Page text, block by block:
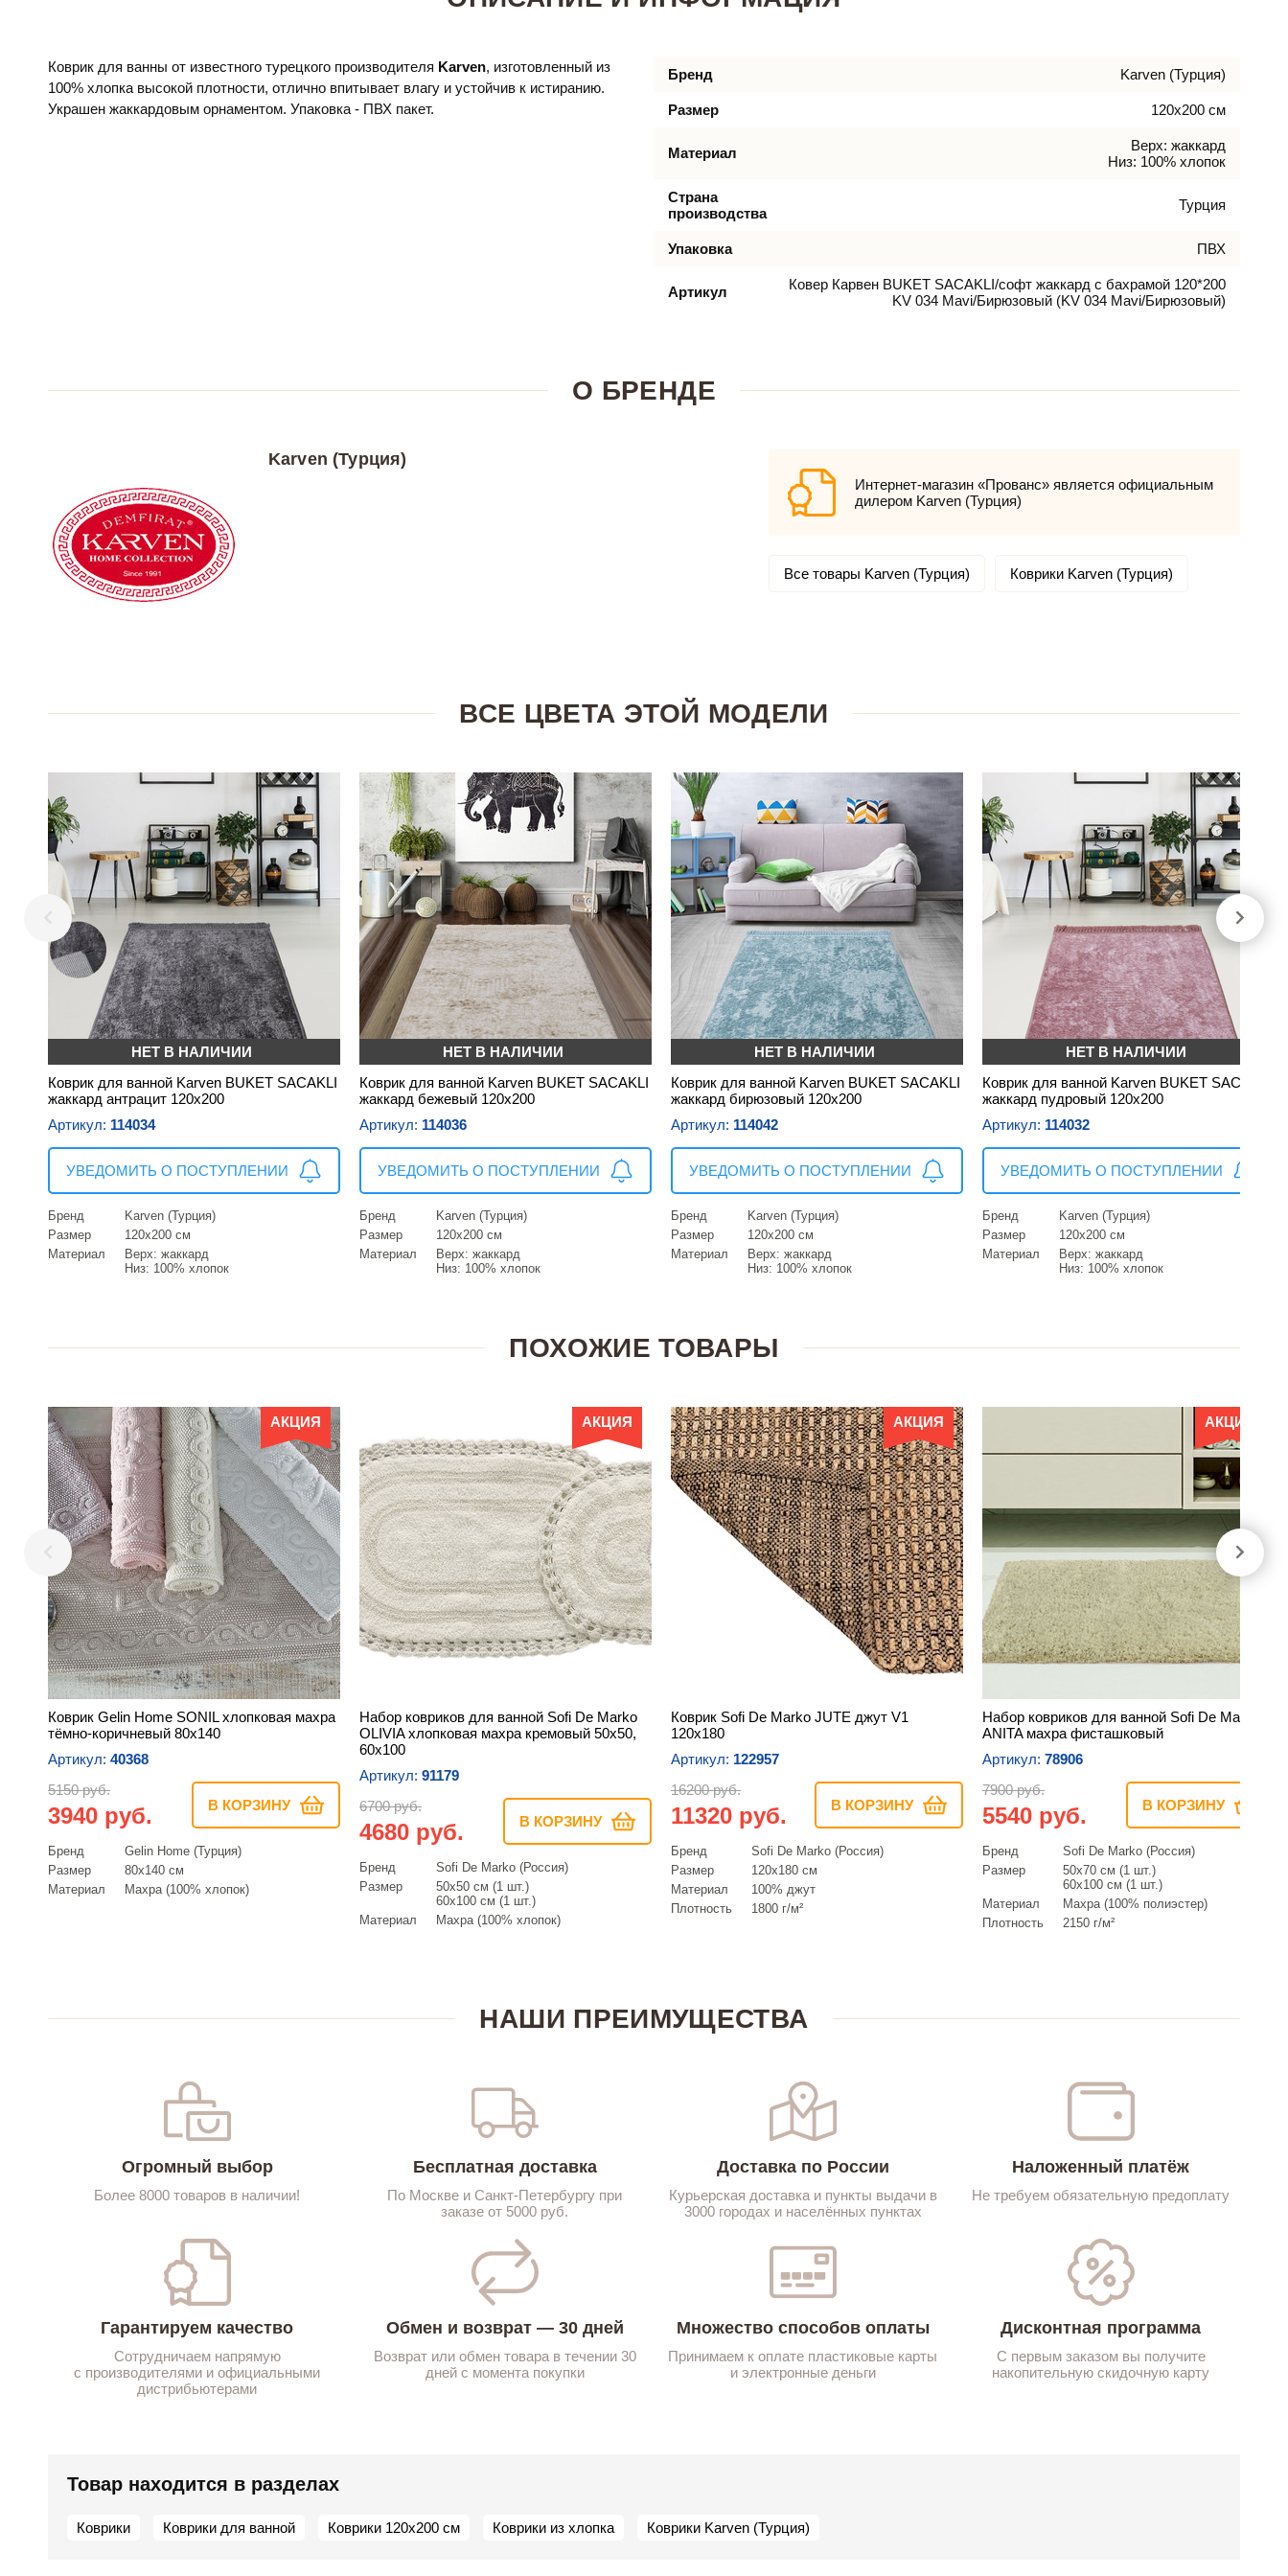
Коврик для ванны от известного турецкого производителя Karven, изготовленный из
100% хлопка высокой плотности, отлично впитывает влагу и устойчив к истиранию.
Украшен жаккардовым орнаментом. Упаковка - ПВХ пакет.
Бренд Karven (Турция)
Размер 120х200 см
Материал
Верх: жаккард
Низ: 100% хлопок
Страна
производства
Турция
Упаковка ПВХ
Артикул
Ковер Карвен BUKET SACAKLI/софт жаккард с бахрамой 120*200
KV 034 Mavi/Бирюзовый (KV 034 Mavi/Бирюзовый)
О БРЕНДЕ
Karven (Турция)
Интернет-магазин «Прованс» является официальным
дилером Karven (Турция)
Все товары Karven (Турция) Коврики Karven (Турция)
ВСЕ ЦВЕТА ЭТОЙ МОДЕЛИ
НЕТ В НАЛИЧИИ
Коврик для ванной Karven BUKET SACAKLI
жаккард антрацит 120х200
Артикул: 114034
УВЕДОМИТЬ О ПОСТУПЛЕНИИ
Бренд
Karven (Турция)
Размер
120х200 см
Материал
Верх: жаккард
Низ: 100% хлопок
НЕТ В НАЛИЧИИ
Коврик для ванной Karven BUKET SACAKLI
жаккард бежевый 120х200
Артикул: 114036
УВЕДОМИТЬ О ПОСТУПЛЕНИИ
Бренд
Karven (Турция)
Размер
120х200 см
Материал
Верх: жаккард
Низ: 100% хлопок
НЕТ В НАЛИЧИИ
Коврик для ванной Karven BUKET SACAKLI
жаккард бирюзовый 120х200
Артикул: 114042
УВЕДОМИТЬ О ПОСТУПЛЕНИИ
Бренд
Karven (Турция)
Размер
120х200 см
Материал
Верх: жаккард
Низ: 100% хлопок
НЕТ В НАЛИЧИИ
Коврик для ванной Karven BUKET SACAKLI
жаккард пудровый 120х200
Артикул: 114032
УВЕДОМИТЬ О ПОСТУПЛЕНИИ
Бренд
Karven (Турция)
Размер
120х200 см
Материал
Верх: жаккард
Низ: 100% хлопок
ПОХОЖИЕ ТОВАРЫ
АКЦИЯ
Коврик Gelin Home SONIL хлопковая махра
тёмно-коричневый 80х140
Артикул: 40368
5150 руб.
3940 руб. В КОРЗИНУ
Бренд
Gelin Home (Турция)
Размер
80х140 см
Материал
Махра (100% хлопок)
АКЦИЯ
Набор ковриков для ванной Sofi De Marko
OLIVIA хлопковая махра кремовый 50х50,
60х100
Артикул: 91179
6700 руб.
4680 руб. В КОРЗИНУ
Бренд
Sofi De Marko (Россия)
Размер
50х50 см (1 шт.)
60х100 см (1 шт.)
Материал
Махра (100% хлопок)
АКЦИЯ
Коврик Sofi De Marko JUTE джут V1
120х180
Артикул: 122957
16200 руб.
11320 руб. В КОРЗИНУ
Бренд
Sofi De Marko (Россия)
Размер
120х180 см
Материал
100% джут
Плотность
1800 г/м²
АКЦИЯ
Набор ковриков для ванной Sofi De Marko
ANITA махра фисташковый
Артикул: 78906
7900 руб.
5540 руб. В КОРЗИНУ
Бренд
Sofi De Marko (Россия)
Размер
50х70 см (1 шт.)
60х100 см (1 шт.)
Материал
Махра (100% полиэстер)
Плотность
2150 г/м²
НАШИ ПРЕИМУЩЕСТВА
Огромный выбор
Более 8000 товаров в наличии!
Бесплатная доставка
По Москве и Санкт-Петербургу при
заказе от 5000 руб.
Доставка по России
Курьерская доставка и пункты выдачи в
3000 городах и населённых пунктах
Наложенный платёж
Не требуем обязательную предоплату
Гарантируем качество
Сотрудничаем напрямую
с производителями и официальными
дистрибьютерами
Обмен и возврат — 30 дней
Возврат или обмен товара в течении 30
дней с момента покупки
Множество способов оплаты
Принимаем к оплате пластиковые карты
и электронные деньги
Дисконтная программа
С первым заказом вы получите
накопительную скидочную карту
Товар находится в разделах
Коврики Коврики для ванной Коврики 120х200 см Коврики из хлопка Коврики Karven (Турция)